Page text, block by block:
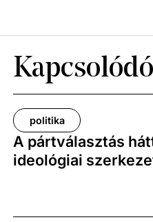
politika
A pártválasztás
ideológiai